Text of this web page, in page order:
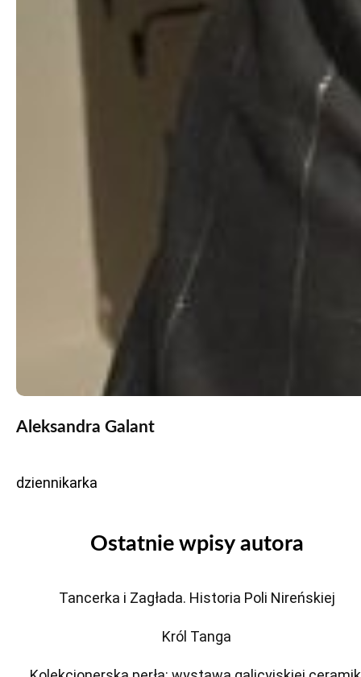
Aleksandra Galant
dziennikarka
Ostatnie wpisy autora
Tancerka i Zagłada. Historia Poli Nireńskiej
Król Tanga